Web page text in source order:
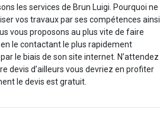
les services de Brun Luigi. Pourquoi ne
vos travaux par ses compétences ainsi
vous proposons au plus vite de faire
le contactant le plus rapidement
le biais de son site internet. N’attendez
devis d’ailleurs vous devriez en profiter
le devis est gratuit.